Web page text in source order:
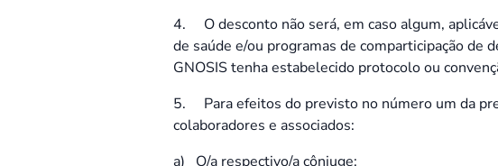
4. O desconto não será, em caso algum,
de saúde e/ou programas de comparticipação de
GNOSIS tenha estabelecido protocolo ou
5. Para efeitos do previsto no número um da
colaboradores e associados:
a) O/a respectivo/a cônjuge;